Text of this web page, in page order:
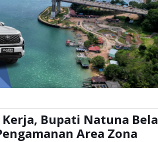
Bupati Natuna Bela
Area Zona